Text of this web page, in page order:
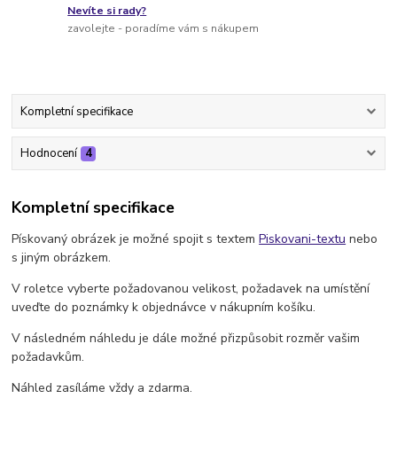
Nevíte si rady?
zavolejte - poradíme vám s nákupem
Kompletní specifikace
Hodnocení 4
Kompletní specifikace
Pískovaný obrázek je možné spojit s textemPiskovani-textu nebo
s jiným obrázkem.
V roletce vyberte požadovanou velikost, požadavek na umístění
uveďte do poznámky k objednávce v nákupním košíku.
V následném náhledu je dále možné přizpůsobit rozměr vašim
požadavkům.
Náhled zasíláme vždy a zdarma.